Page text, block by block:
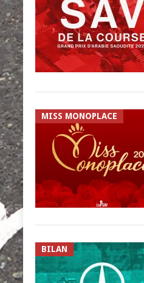
MISS MONOPLACE
BILAN